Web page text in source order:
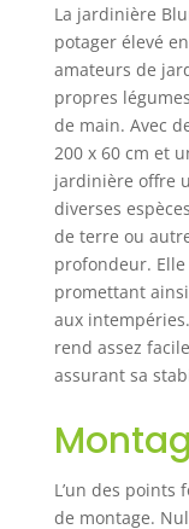
La jardinière
potager élevé
amateurs de
propres
de main. Avec
200 x 60 cm et
jardinière offre
diverses
de terre ou
profondeur.
promettant
aux
rend assez
assurant sa
L’un des
de montage.